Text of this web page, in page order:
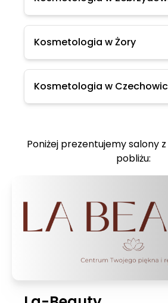
Kosmetologia w Żory
Kosmetologia w
Poniżej prezentujemy salony
pobliżu: